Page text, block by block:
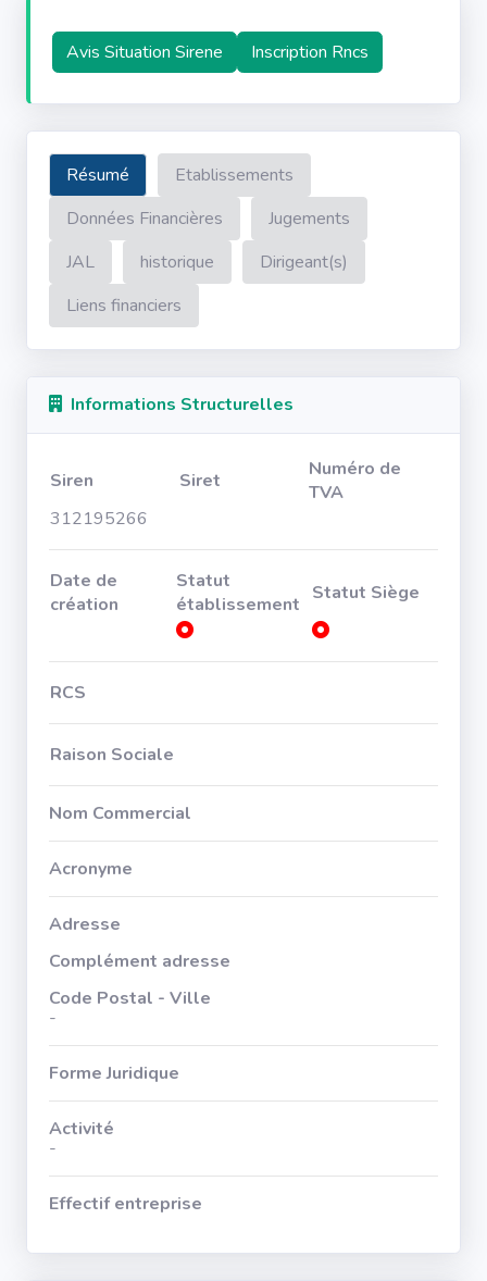
Avis Situation Sirene Inscription Rncs
Résumé
Etablissements
Données Financières
Jugements
JAL
historique
Dirigeant(s)
Liens financiers
Informations Structurelles
Siren Siret
Numéro de
TVA
312195266
Date de
création
Statut
établissement Statut Siège
RCS
Raison Sociale
Nom Commercial
Acronyme
Adresse
Complément adresse
Code Postal - Ville
-
Forme Juridique
Activité
-
Effectif entreprise